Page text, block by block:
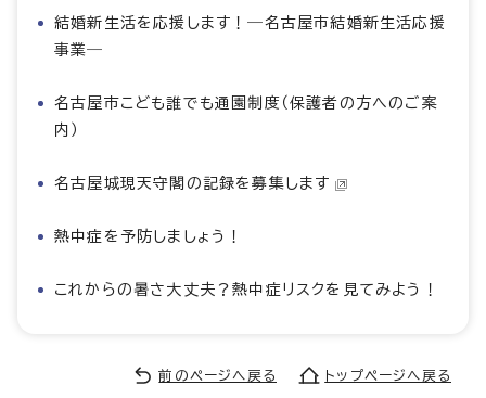
結婚新生活を応援します！―名古屋市結婚新生活応援
事業―
名古屋市こども誰でも通園制度（保護者の方へのご案
内）
名古屋城現天守閣の記録を募集します
熱中症を予防しましょう！
これからの暑さ大丈夫？熱中症リスクを見てみよう！
前のページへ戻る トップページへ戻る